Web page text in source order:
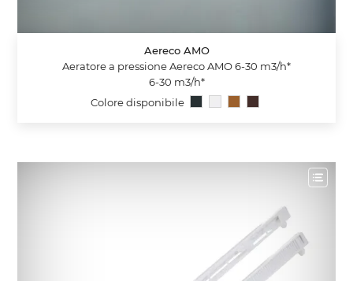
Aereco AMO
Aeratore a pressione Aereco AMO 6-30 m3/h*
6-30 m3/h*
Colore disponibile